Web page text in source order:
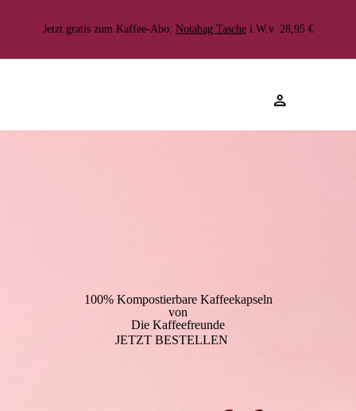
Kostenlose Lieferung >70.000 zufriedene Kund:innen Durchschnittliche bewertung von 4.6 ★
Jetzt gratis zum Kaffee-Abo: Notabag Taschei.W.v. 28,95 €
100% Kompostierbare Kaffeekapseln
von
Die Kaffeefreunde
JETZT BESTELLEN